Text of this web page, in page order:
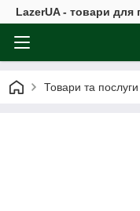
LazerUA - товари для
Товари та послуги